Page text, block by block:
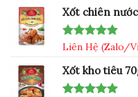
Xốt chiên
Rated5.00
Liên Hệ (Zalo/
Xốt kho tiêu